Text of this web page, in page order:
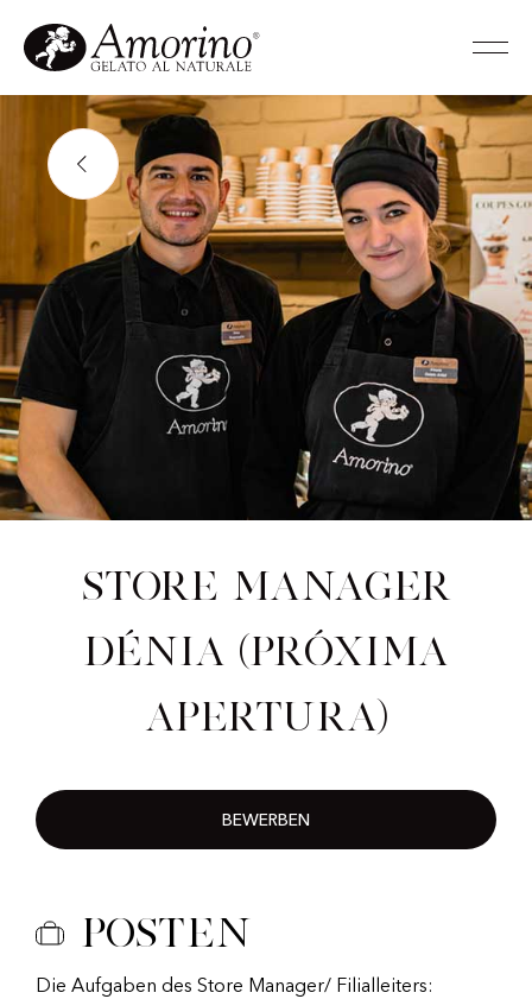
Store Manager
Dénia (Próxima
Apertura)
BEWERBEN
Posten
Die Aufgaben des Store Manager/ Filialleiters: